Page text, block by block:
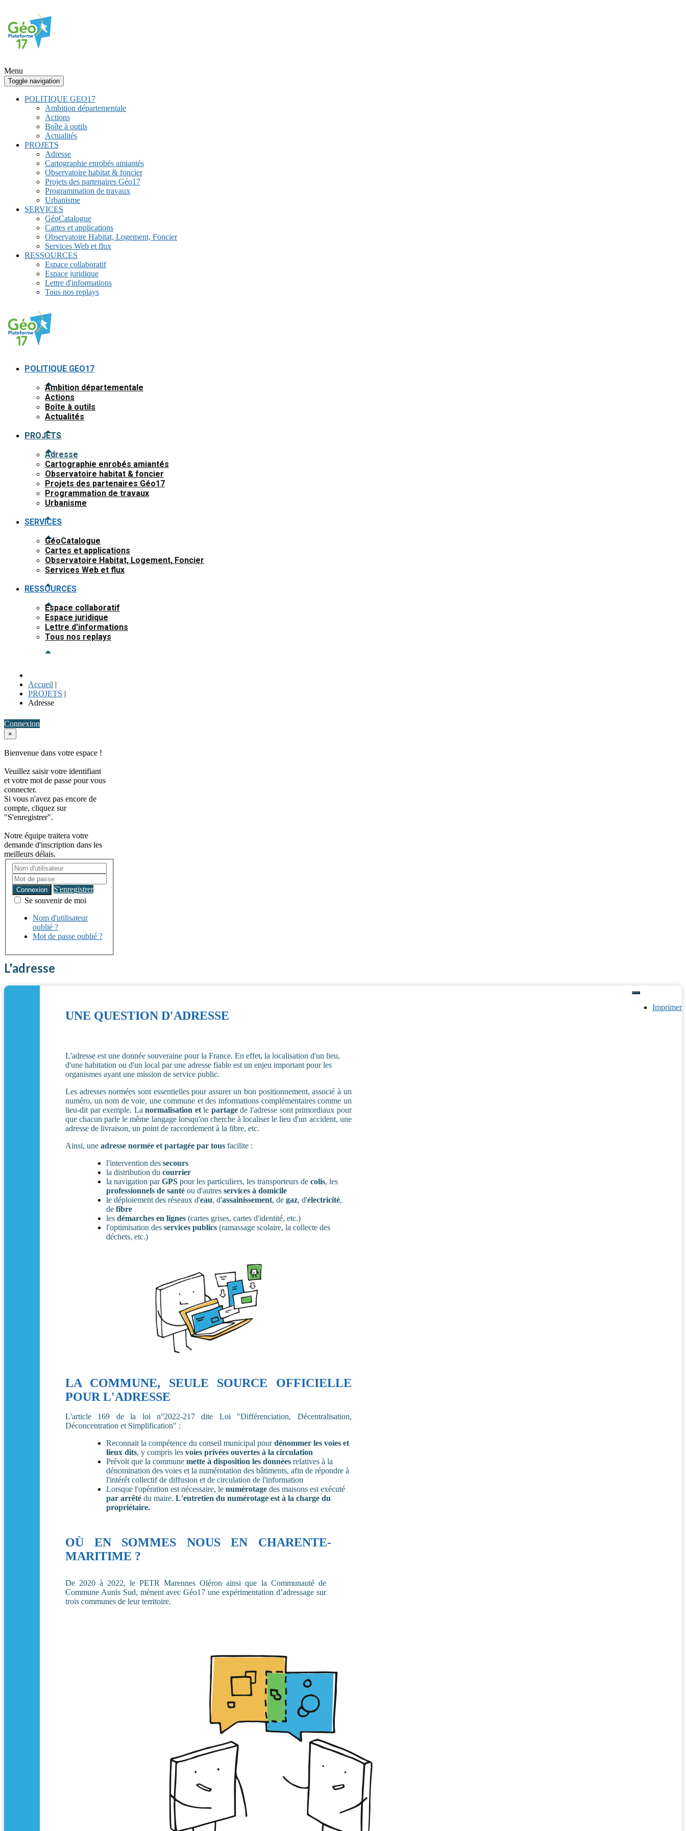
Menu
Toggle navigation
POLITIQUE GEO17
Ambition départementale
Actions
Boîte à outils
Actualités
PROJETS
Adresse
Cartographie enrobés amiantés
Observatoire habitat & foncier
Projets des partenaires Géo17
Programmation de travaux
Urbanisme
SERVICES
GéoCatalogue
Cartes et applications
Observatoire Habitat, Logement, Foncier
Services Web et flux
RESSOURCES
Espace collaboratif
Espace juridique
Lettre d'informations
Tous nos replays
POLITIQUE GEO17
Ambition départementale
Actions
Boîte à outils
Actualités
PROJETS
Adresse
Cartographie enrobés amiantés
Observatoire habitat & foncier
Projets des partenaires Géo17
Programmation de travaux
Urbanisme
SERVICES
GéoCatalogue
Cartes et applications
Observatoire Habitat, Logement, Foncier
Services Web et flux
RESSOURCES
Espace collaboratif
Espace juridique
Lettre d'informations
Tous nos replays
Accueil |
PROJETS |
Adresse
Connexion
×
Bienvenue dans votre espace !
Veuillez saisir votre identifiant
et votre mot de passe pour vous
connecter.
Si vous n'avez pas encore de
compte, cliquez sur
"S'enregistrer".
Notre équipe traitera votre
demande d'inscription dans les
meilleurs délais.
Connexion
S'enregistrer
Se souvenir de moi
Nom d'utilisateur
oublié ?
Mot de passe oublié ?
L'adresse
Imprimer
UNE QUESTION D'ADRESSE
L'adresse est une donnée souveraine pour la France. En effet, la localisation d'un lieu,
d'une habitation ou d'un local par une adresse fiable est un enjeu important pour les
organismes ayant une mission de service public.
Les adresses normées sont essentielles pour assurer un bon positionnement, associé à un
numéro, un nom de voie, une commune et des informations complémentaires comme un
lieu-dit par exemple. Lanormalisation etle partagede l'adresse sont primordiaux pour
que chacun parle le même langage lorsqu'on cherche à localiser le lieu d'un accident, une
adresse de livraison, un point de raccordement à la fibre, etc.
Ainsi, une adresse normée et partagée par tous facilite :
l'intervention des secours
la distribution du courrier
la navigation parGPS pour les particuliers, les transporteurs de colis, les
professionnels de santé ou d'autres services à domicile
le déploiement des réseaux d'eau, d'assainissement, de gaz, d'électricité,
de fibre
les démarches en lignes (cartes grises, cartes d'identité, etc.)
l'optimisation des services publics (ramassage scolaire, la collecte des
déchets, etc.)
LA COMMUNE, SEULE SOURCE OFFICIELLE
POUR L'ADRESSE
L'article 169 de la loi n°2022-217 dite Loi "Différenciation, Décentralisation,
Déconcentration et Simplification" :
Reconnait la compétence du conseil municipal pourdénommer les voies et
lieux dits, y compris les voies privées ouvertes à la circulation
Prévoit que la commune mette à disposition les données relatives à la
dénomination des voies et la numérotation des bâtiments, afin de répondre à
l'intérêt collectif de diffusion et de circulation de l'information
Lorsque l'opération est nécessaire, le numérotage des maisons est exécuté
par arrêté du maire. L'entretien du numérotage est à la charge du
propriétaire.
OÙ EN SOMMES NOUS EN CHARENTE-
MARITIME ?
De 2020 à 2022, le PETR Marennes Oléron ainsi que la Communauté de
Commune Aunis Sud, mènent avec Géo17 une expérimentation d’adressage sur
trois communes de leur territoire.